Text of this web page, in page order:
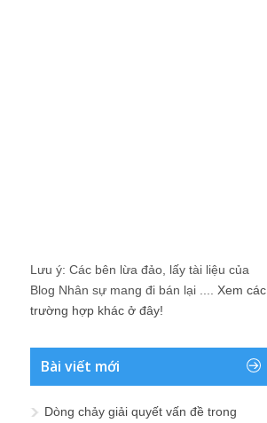
Lưu ý: Các bên lừa đảo, lấy tài liệu của
Blog Nhân sự mang đi bán lại .... Xem các
trường hợp khác ở đây!
Bài viết mới
Dòng chảy giải quyết vấn đề trong